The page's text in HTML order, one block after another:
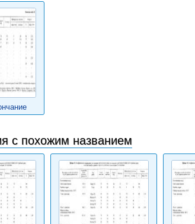
с похожим названием